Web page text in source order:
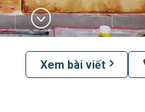
Xem bài viết